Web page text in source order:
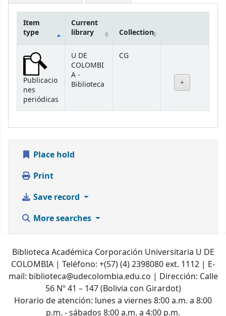
Holdings
Item
type
Current
library
Collection
Publicacio
nes
periódicas
U DE
COLOMBI
A -
Biblioteca
CG
Place hold
Print
Save record
More searches
Biblioteca Académica Corporación Universitaria U DE
COLOMBIA | Teléfono: +(57) (4) 2398080 ext. 1112 | E-
mail: biblioteca@udecolombia.edu.co | Dirección: Calle
56 Nº 41 – 147 (Bolivia con Girardot)
Horario de atención: lunes a viernes 8:00 a.m. a 8:00
p.m. - sábados 8:00 a.m. a 4:00 p.m.